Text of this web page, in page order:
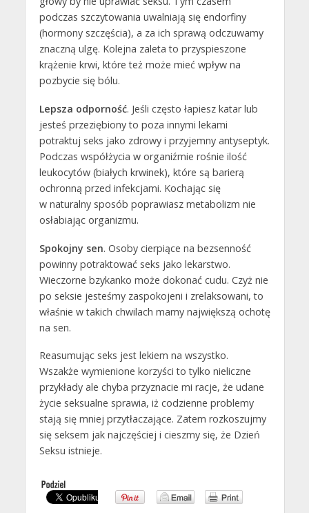
podczas szczytowania uwalniają się endorfiny
(hormony szczęścia), a za ich sprawą odczuwamy
znaczną ulgę. Kolejna zaleta to przyspieszone
krążenie krwi, które też może mieć wpływ na
pozbycie się bólu.
Lepsza odporność. Jeśli często łapiesz katar lub
jesteś przeziębiony to poza innymi lekami
potraktuj seks jako zdrowy i przyjemny antyseptyk.
Podczas współżycia w organiźmie rośnie ilość
leukocytów (białych krwinek), które są barierą
ochronną przed infekcjami. Kochając się
w naturalny sposób poprawiasz metabolizm nie
osłabiając organizmu.
Spokojny sen. Osoby cierpiące na bezsenność
powinny potraktować seks jako lekarstwo.
Wieczorne bzykanko może dokonać cudu. Czyż nie
po seksie jesteśmy zaspokojeni i zrelaksowani, to
właśnie w takich chwilach mamy największą ochotę
na sen.
Reasumując seks jest lekiem na wszystko.
Wszakże wymienione korzyści to tylko nieliczne
przykłady ale chyba przyznacie mi racje, że udane
życie seksualne sprawia, iż codzienne problemy
stają się mniej przytłaczające. Zatem rozkoszujmy
się seksem jak najczęściej i cieszmy się, że Dzień
Seksu istnieje.